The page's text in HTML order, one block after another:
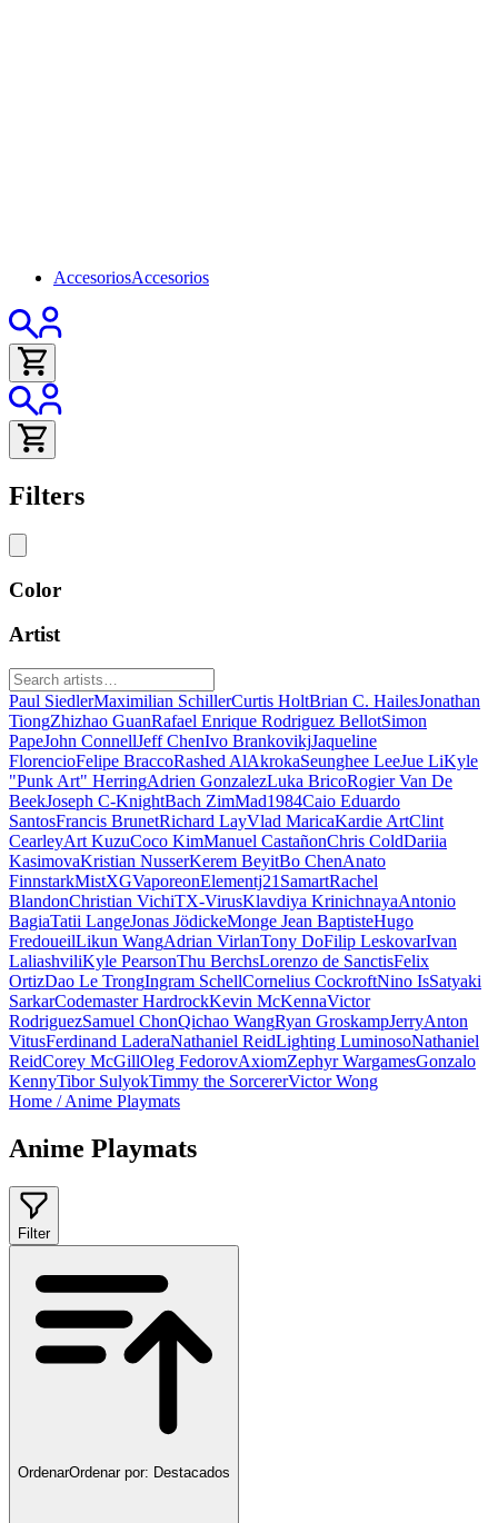
AccesoriosAccesorios
Filters
Color
Artist
Paul SiedlerMaximilian SchillerCurtis HoltBrian C. HailesJonathan
TiongZhizhao GuanRafael Enrique Rodriguez BellotSimon
PapeJohn ConnellJeff ChenIvo BrankovikjJaqueline
FlorencioFelipe BraccoRashed AlAkrokaSeunghee LeeJue LiKyle
"Punk Art" HerringAdrien GonzalezLuka BricoRogier Van De
BeekJoseph C-KnightBach ZimMad1984Caio Eduardo
SantosFrancis BrunetRichard LayVlad MaricaKardie ArtClint
CearleyArt KuzuCoco KimManuel CastañonChris ColdDariia
KasimovaKristian NusserKerem BeyitBo ChenAnato
FinnstarkMistXGVaporeonElementj21 SamartRachel
BlandonChristian VichiTX-VirusKlavdiya KrinichnayaAntonio
BagiaTatii LangeJonas JödickeMonge Jean BaptisteHugo
FredoueilLikun WangAdrian VirlanTony DoFilip LeskovarIvan
LaliashviliKyle PearsonThu BerchsLorenzo de SanctisFelix
OrtizDao Le TrongIngram SchellCornelius CockroftNino IsSatyaki
SarkarCodemaster HardrockKevin McKennaVictor
RodriguezSamuel ChonQichao WangRyan GroskampJerryAnton
VitusFerdinand LaderaNathaniel ReidLighting LuminosoNathaniel
ReidCorey McGillOleg FedorovAxiomZephyr WargamesGonzalo
KennyTibor SulyokTimmy the SorcererVictor Wong
Home / Anime Playmats
Anime Playmats
Filter
OrdenarOrdenar por: Destacados